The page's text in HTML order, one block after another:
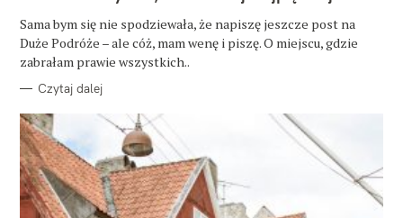
O
R
I
Sama bym się nie spodziewała, że napiszę jeszcze post na
Duże Podróże – ale cóż, mam wenę i piszę. O miejscu, gdzie
zabrałam prawie wszystkich..
Czytaj dalej